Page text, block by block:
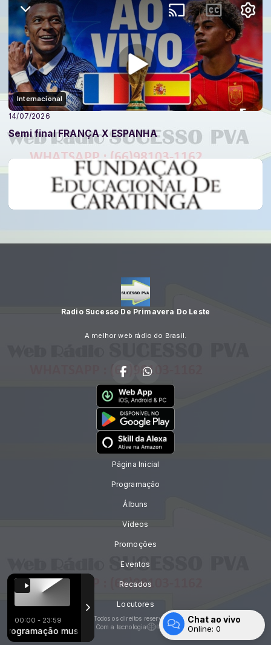
00:00 - 23:59
musical
02 - João Bosco e Vinícius Part Zezé Di Camargo e
Internacional
14/07/2026
Semi final FRANÇA X ESPANHA
Radio Sucesso De Primavera Do Leste
A melhor web rádio do Brasil.
Página Inicial
Programação
Álbuns
Vídeos
Promoções
Eventos
Recados
Locutores
Todos os direitos reservados.
Com a tecnologia
Chat ao vivo
Online: 0